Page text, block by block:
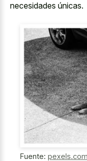
necesidades únicas.
Fuente: pexels.com